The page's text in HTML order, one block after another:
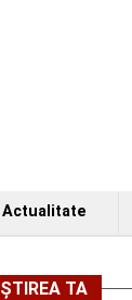
Actualitate
ȘTIREA TA